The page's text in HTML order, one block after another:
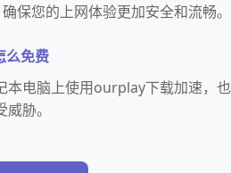
保您的上网体验更加安全和流畅。
免费
本电脑上使用ourplay下载加速，
胁。